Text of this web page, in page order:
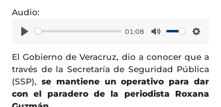
Audio:
01:08
El Gobierno de Veracruz, dio a conocer que a
través de la Secretaría de Seguridad Pública
(SSP), se mantiene un operativo para dar
con el paradero de la periodista Roxana